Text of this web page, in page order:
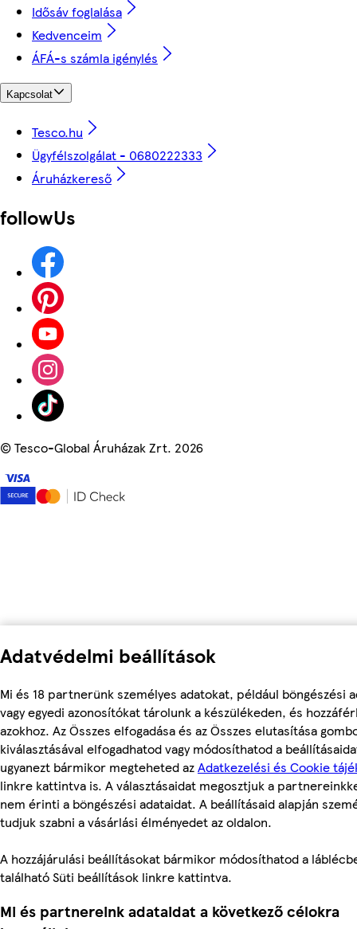
Adatvédelmi beállítások
Mi és 18 partnerünk személyes adatokat, például böngészési
vagy egyedi azonosítókat tárolunk a készülékeden, és
azokhoz. Az Összes elfogadása és az Összes elutasítása
kiválasztásával elfogadhatod vagy módosíthatod a
ugyanezt bármikor megteheted azAdatkezelési és Cookie
linkre kattintva is. A választásaidat megosztjuk a
nem érinti a böngészési adataidat. A beállításaid alapján
tudjuk szabni a vásárlási élményedet az oldalon.
A hozzájárulási beállításokat bármikor módosíthatod a
található Süti beállítások linkre kattintva.
Mi és partnereink adataidat a következő célokra
Idősáv foglalása
Kedvenceim
ÁFÁ-s számla igénylés
Kapcsolat
Tesco.hu
Ügyfélszolgálat - 0680222333
Áruházkereső
followUs
©Tesco-Global Áruházak Zrt. 2026